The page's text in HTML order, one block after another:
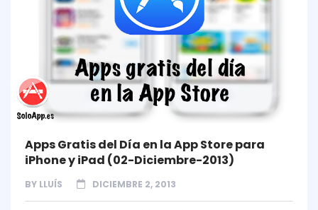
Apps Gratis del Día en la App Store para
iPhone y iPad (02-Diciembre-2013)
BY LLUÍS DICIEMBRE 2, 2013